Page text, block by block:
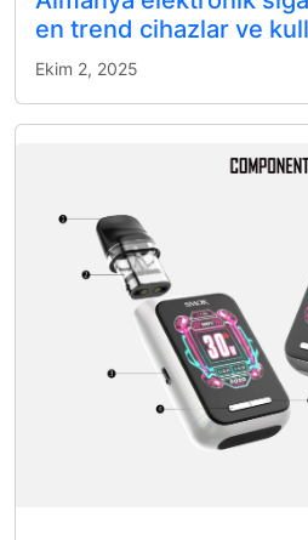
en trend cihazlar ve
Ekim 2, 2025